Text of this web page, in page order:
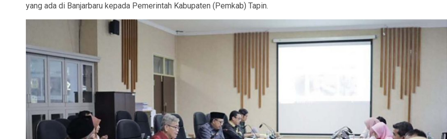
yang ada di Banjarbaru kepada Pemerintah Kabupaten (Pemkab) Tapin.